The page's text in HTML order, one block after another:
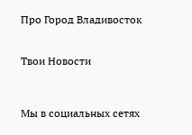
Про Город Владивосток
Твои Новости
Мы в социальных сетях